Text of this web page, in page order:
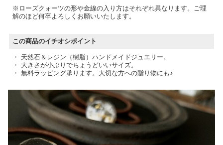
※ローズクォーツの形や金線の入り方はそれぞれ異なります。ご理
解のほど何卒よろしくお願いいたします。
この商品のイチオシポイント
・ 天然石＆レジン（樹脂）ハンドメイドジュエリー。
・ 大きさが小ぶりでちょうどいいサイズ。
・ 無料ラッピング承ります。大切な方への贈り物にも♪